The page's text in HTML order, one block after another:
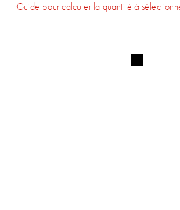
Guide pour calculer la quantité à